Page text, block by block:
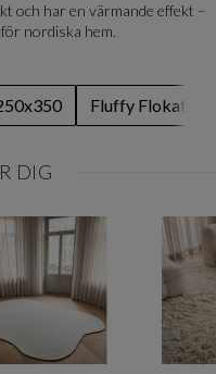
och har en värmande effekt –
nordiska hem.
Fluffy Flokati
DIG